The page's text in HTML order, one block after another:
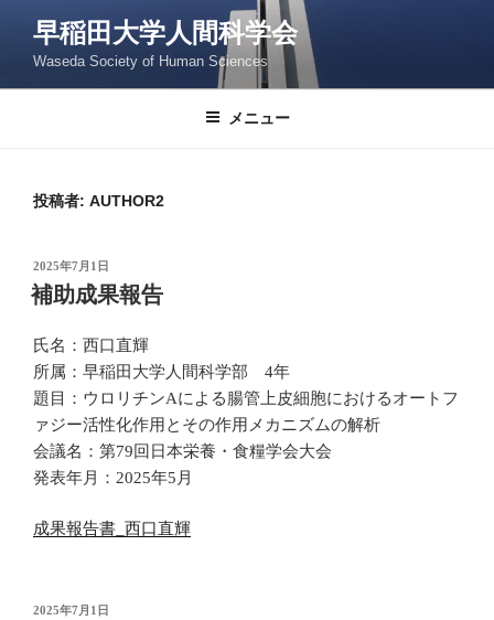
ン
早稲田大学人間科学会
Waseda Society of Human Sciences
メニュー
投稿者: AUTHOR2
投
稿
日:
2025年7月1日
補助成果報告
氏名：西口直輝
所属：早稲田大学人間科学部 4年
題目：ウロリチンAによる腸管上皮細胞におけるオートフ
ァジー活性化作用とその作用メカニズムの解析
会議名：第79回日本栄養・食糧学会大会
発表年月：2025年5月
成果報告書_西口直輝
投
2025年7月1日